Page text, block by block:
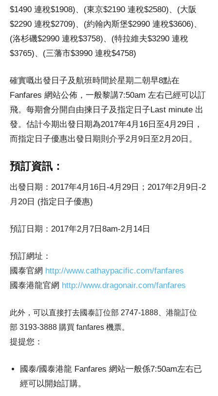
$1490 連稅$1908)、(東京$2190 連稅$2580)、(大阪
$2290 連稅$2709)、(約翰內斯堡$2990 連稅$3606)、
(洛杉磯$2990 連稅$3758)、(特拉維夫$3290 連稅
$3765)、(三藩市$3990 連稅$4758)
確實嘅出發日子及航班時間於星期二朝早8點在
Fanfares 網站公佈，一般黎講7:50am 左右已經可以訂
飛。每期會分開自由揀日子及指定日子Last minute 出
發。估計今期出發日期為2017年4月16日至4月29日，
而指定日子優惠出發日期則介乎2月9日至2月20日。
預訂資訊：
出發日期：2017年4月16日-4月29日；2017年2月9日-2
月20日 (指定日子優惠)
預訂日期：2017年2月7日8am-2月14日
預訂網址：
國泰官網 http://www.cathaypacific.com/fanfares
國泰港龍官網 http://www.dragonair.com/fanfares
此外，可以直接打去國泰訂位部 2747-1888、港龍訂位
部 3193-3888 購買 fanfares 機票。
提提您：
國泰/國泰港龍 Fanfares 網站一般係7:50am左右已
經可以開始訂購。